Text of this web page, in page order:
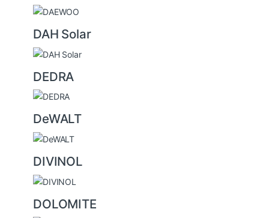
DAH Solar
DEDRA
DeWALT
DIVINOL
DOLOMITE